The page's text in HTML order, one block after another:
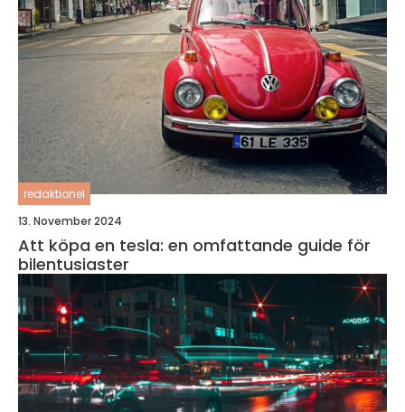
redaktionel
13. November 2024
Att köpa en tesla: en omfattande guide för
bilentusiaster